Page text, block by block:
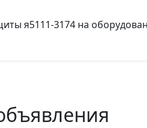
я5111-3174 на